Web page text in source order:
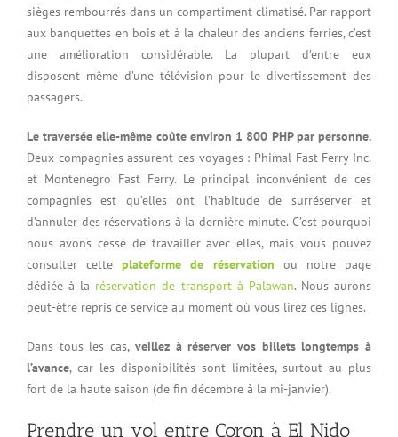
sièges rembourrés dans un compartiment climatisé. Par rapport
aux banquettes en bois et à la chaleur des anciens ferries, c’est
une amélioration considérable. La plupart d’entre eux
disposent même d’une télévision pour le divertissement des
passagers.
Le traversée elle-même coûte environ 1 800 PHP par personne.
Deux compagnies assurent ces voyages : Phimal Fast Ferry Inc.
et Montenegro Fast Ferry. Le principal inconvénient de ces
compagnies est qu’elles ont l’habitude de surréserver et
d’annuler des réservations à la dernière minute. C’est pourquoi
nous avons cessé de travailler avec elles, mais vous pouvez
consulter cetteplateforme de réservation ou notre page
dédiée à la réservation de transport à Palawan. Nous aurons
peut-être repris ce service au moment où vous lirez ces lignes.
Dans tous les cas, veillez à réserver vos billets longtemps à
l’avance, car les disponibilités sont limitées, surtout au plus
fort de la haute saison (de fin décembre à la mi-janvier).
Prendre un vol entre Coron à El Nido